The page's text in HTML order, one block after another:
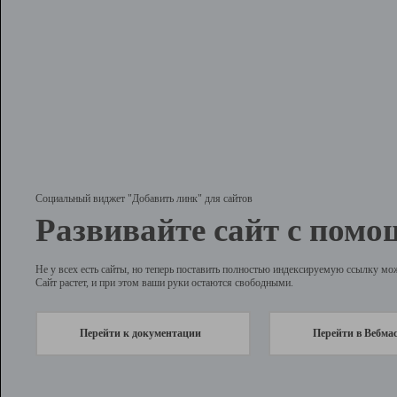
Социальный виджет "Добавить линк" для сайтов
Развивайте сайт с
Не у всех есть сайты, но теперь поставить полностью индексируемую ссылку
Сайт растет, и при этом ваши руки остаются свободными.
Перейти к документации Перейти в